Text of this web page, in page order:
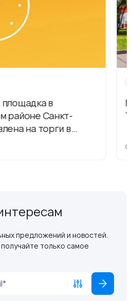
в
районе Санкт-
на торги в
предложений и новостей.
только самое